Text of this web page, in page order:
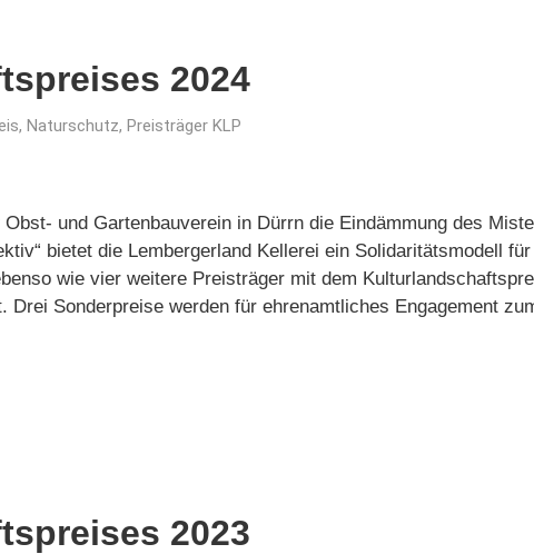
2024
, Naturschutz, Preisträger KLP
und Gartenbauverein in Dürrn die Eindämmung des
bietet die Lembergerland Kellerei ein Solidaritätsmodell
wie vier weitere Preisträger mit dem
Sonderpreise werden für ehrenamtliches Engagement
2023